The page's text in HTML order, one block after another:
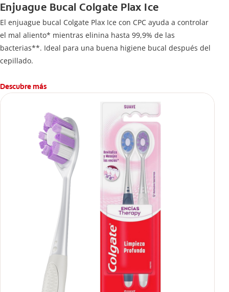
Enjuague Bucal Colgate Plax Ice
El enjuague bucal Colgate Plax Ice con CPC ayuda a controlar
el mal aliento* mientras elinina hasta 99,9% de las
bacterias**. Ideal para una buena higiene bucal después del
cepillado.
Descubre más